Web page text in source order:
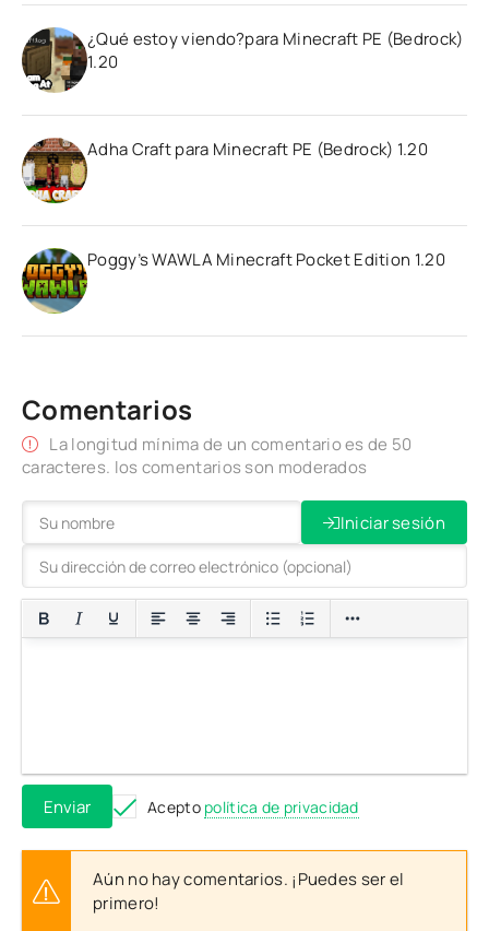
¿Qué estoy viendo?para Minecraft PE (Bedrock)
1.20
Adha Craft para Minecraft PE (Bedrock) 1.20
Poggy’s WAWLA Minecraft Pocket Edition 1.20
Comentarios
La longitud mínima de un comentario es de 50
caracteres. los comentarios son moderados
Iniciar sesión
Enviar Acepto política de privacidad
Aún no hay comentarios. ¡Puedes ser el
primero!